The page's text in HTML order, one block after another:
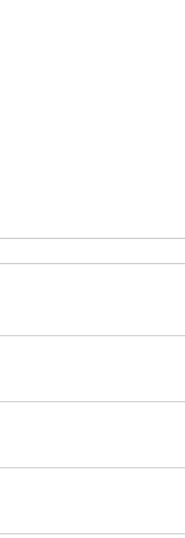
probarse dentro o
de nuestros
en el